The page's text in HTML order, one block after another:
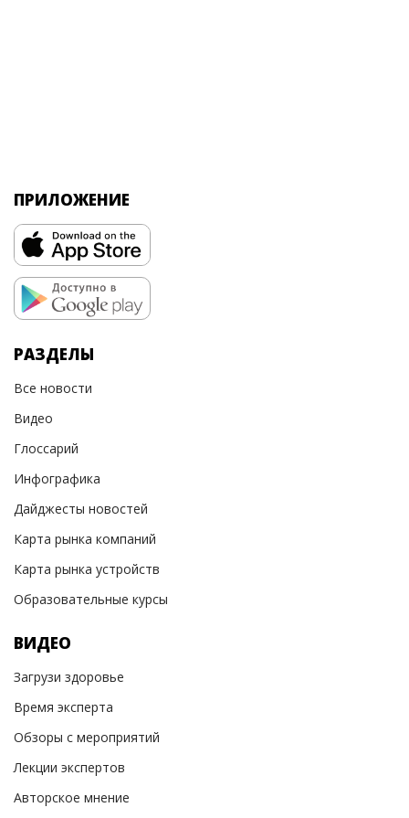
ПРИЛОЖЕНИЕ
РАЗДЕЛЫ
Все новости
Видео
Глоссарий
Инфографика
Дайджесты новостей
Карта рынка компаний
Карта рынка устройств
Образовательные курсы
ВИДЕО
Загрузи здоровье
Время эксперта
Обзоры с мероприятий
Лекции экспертов
Авторское мнение